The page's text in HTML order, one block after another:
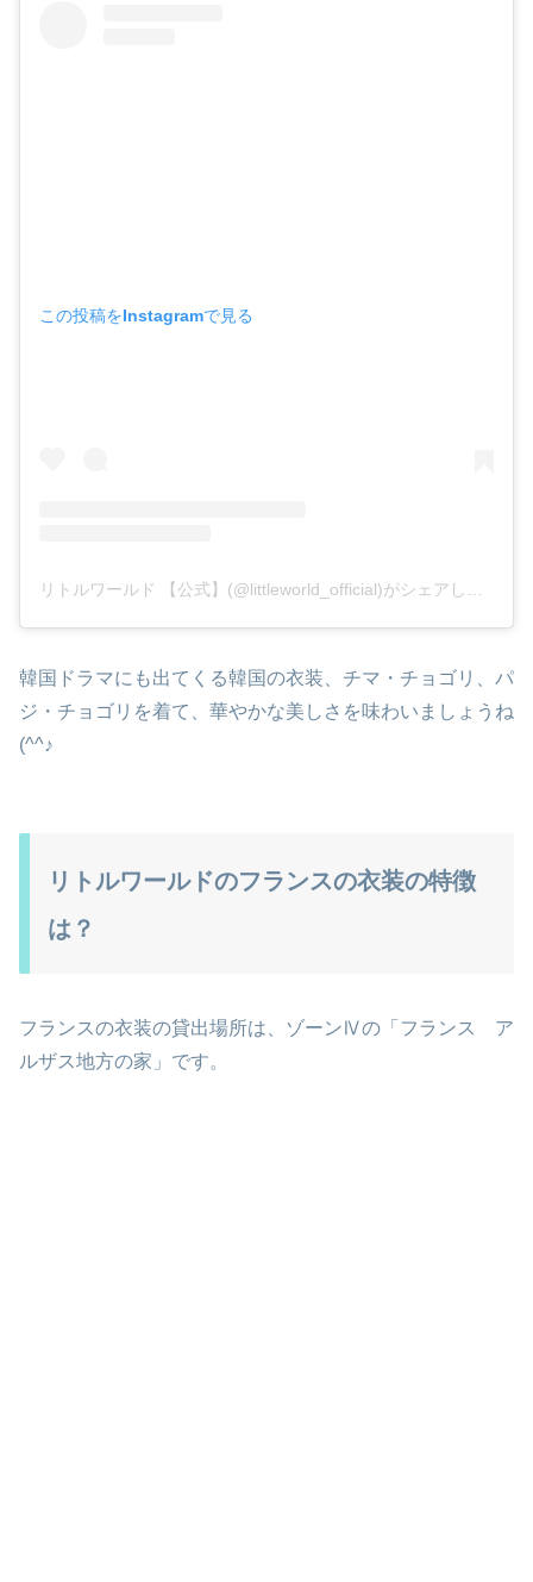
この投稿をInstagramで見る
韓国ドラマにも出てくる韓国の衣装、チマ・チョゴリ、パ
ジ・チョゴリを着て、華やかな美しさを味わいましょうね
(^^♪
リトルワールドのフランスの衣装の特徴
は？
フランスの衣装の貸出場所は、ゾーンⅣの「フランス ア
ルザス地方の家」です。